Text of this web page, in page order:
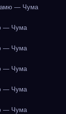
— Чума
— Чума
— Чума
— Чума
— Чума
— Чума